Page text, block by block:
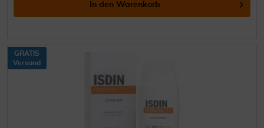
In den Warenkorb
GRATIS
Versand